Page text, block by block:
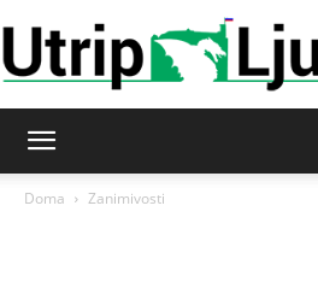
Doma Zanimivosti